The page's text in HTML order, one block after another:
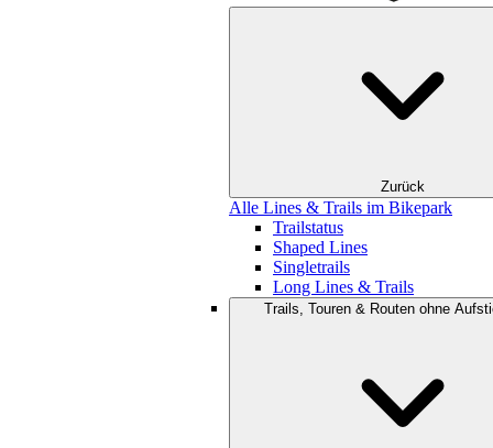
Zurück
Alle Lines & Trails im Bikepark
Trailstatus
Shaped Lines
Singletrails
Long Lines & Trails
Trails, Touren & Routen ohne